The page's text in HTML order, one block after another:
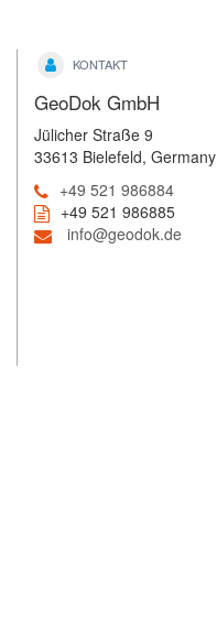
KONTAKT
GeoDok GmbH
Jülicher Straße 9
33613 Bielefeld, Germany
+49 521 986884
+49 521 986885
info@geodok.de